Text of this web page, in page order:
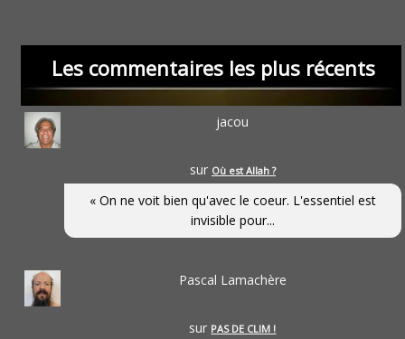
Les commentaires les plus récents
jacou
sur Où est Allah ?
« On ne voit bien qu'avec le coeur. L'essentiel est
invisible pour...
Pascal Lamachère
sur PAS DE CLIM !